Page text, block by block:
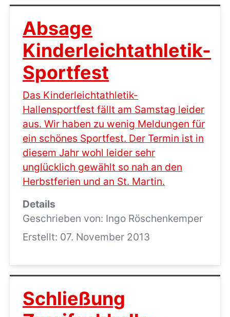
Absage
Kinderleichtathletik-
Sportfest
Das Kinderleichtathletik-
Hallensportfest fällt am Samstag leider
aus. Wir haben zu wenig Meldungen für
ein schönes Sportfest. Der Termin ist in
diesem Jahr wohl leider sehr
unglücklich gewählt so nah an den
Herbstferien und an St. Martin.
Details
Geschrieben von: Ingo Röschenkemper
Erstellt: 07. November 2013
Schließung